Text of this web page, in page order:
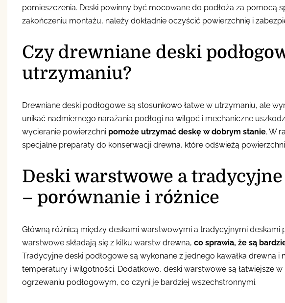
pomieszczenia. Deski powinny być mocowane do podłoża za pomocą
zakończeniu montażu, należy dokładnie oczyścić powierzchnię i
Czy drewniane deski
utrzymaniu?
Drewniane deski podłogowe są stosunkowo łatwe w utrzymaniu, ale
unikać nadmiernego narażania podłogi na wilgoć i mechaniczne
wycieranie powierzchni pomoże utrzymać deskę w dobrym stanie. W
specjalne preparaty do konserwacji drewna, które odświeżą
Deski warstwowe a tradycyjne
– porównanie i różnice
Główną różnicą między deskami warstwowymi a tradycyjnymi deskami
warstwowe składają się z kilku warstw drewna, co sprawia, że są
Tradycyjne deski podłogowe są wykonane z jednego kawałka drewna
temperatury i wilgotności. Dodatkowo, deski warstwowe są łatwiejsze
ogrzewaniu podłogowym, co czyni je bardziej wszechstronnymi.